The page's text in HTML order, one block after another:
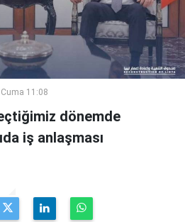
11:08
dönemde
iş anlaşması